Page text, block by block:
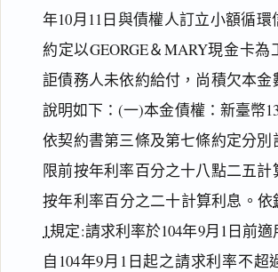
年10月11日與債權人訂立小額循環
約定以GEORGE＆MARY現金卡為
詎債務人未依約給付，尚積欠本
說明如下：(一)本金債權：新臺幣
依契約書第三條及第七條約定分別
限前按年利率百分之十八點二五計
按年利率百分之二十計算利息。依
1規定:請求利率於104年9月1日前適
自104年9月1日起之請求利率不超